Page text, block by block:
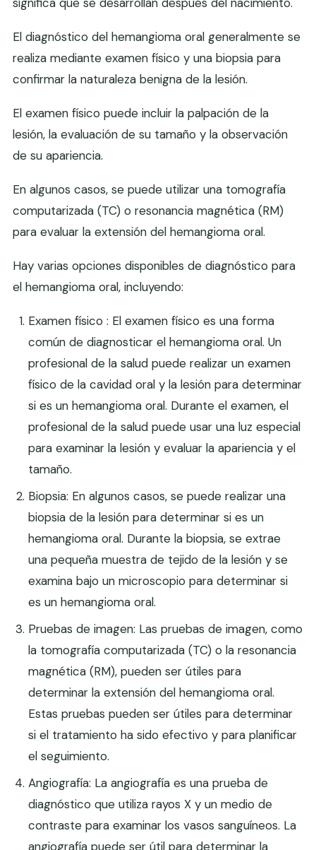
significa que se desarrollan después del nacimiento.
El diagnóstico del hemangioma oral generalmente se
realiza mediante examen físico y una biopsia para
confirmar la naturaleza benigna de la lesión.
El examen físico puede incluir la palpación de la
lesión, la evaluación de su tamaño y la observación
de su apariencia.
En algunos casos, se puede utilizar una tomografía
computarizada (TC) o resonancia magnética (RM)
para evaluar la extensión del hemangioma oral.
Hay varias opciones disponibles de diagnóstico para
el hemangioma oral, incluyendo:
Examen físico : El examen físico es una forma
común de diagnosticar el hemangioma oral. Un
profesional de la salud puede realizar un examen
físico de la cavidad oral y la lesión para determinar
si es un hemangioma oral. Durante el examen, el
profesional de la salud puede usar una luz especial
para examinar la lesión y evaluar la apariencia y el
tamaño.
Biopsia: En algunos casos, se puede realizar una
biopsia de la lesión para determinar si es un
hemangioma oral. Durante la biopsia, se extrae
una pequeña muestra de tejido de la lesión y se
examina bajo un microscopio para determinar si
es un hemangioma oral.
Pruebas de imagen: Las pruebas de imagen, como
la tomografía computarizada (TC) o la resonancia
magnética (RM), pueden ser útiles para
determinar la extensión del hemangioma oral.
Estas pruebas pueden ser útiles para determinar
si el tratamiento ha sido efectivo y para planificar
el seguimiento.
Angiografía: La angiografía es una prueba de
diagnóstico que utiliza rayos X y un medio de
contraste para examinar los vasos sanguíneos. La
angiografía puede ser útil para determinar la